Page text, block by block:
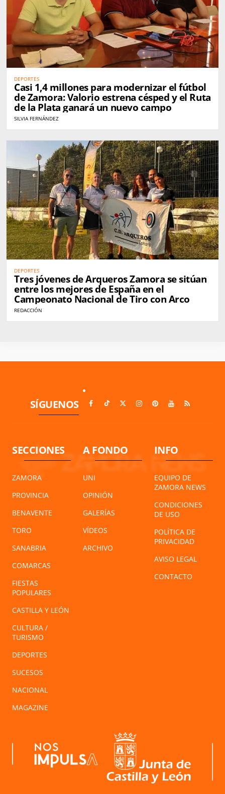
DEPORTES
Casi 1,4 millones para modernizar el fútbol
de Zamora: Valorio estrena césped y el Ruta
de la Plata ganará un nuevo campo
SILVIA FERNÁNDEZ
DEPORTES
Tres jóvenes de Arqueros Zamora se sitúan
entre los mejores de España en el
Campeonato Nacional de Tiro con Arco
REDACCIÓN
SÍGUENOS
SECCIONES
ZAMORA
PROVINCIA
BENAVENTE
TORO
SANABRIA
COMARCAS
FIESTAS
POPULARES
CASTILLA Y LEÓN
CULTURA /
TURISMO
DEPORTES
SUCESOS
NACIONAL
MAGAZINE
A FONDO
UNI
OPINIÓN
GALERÍAS
VÍDEOS
ARCHIVO
INFO
EQUIPO DE
ZAMORA NEWS
CONDICIONES
DE USO
POLÍTICA DE
PRIVACIDAD
AVISO LEGAL
CONTACTO